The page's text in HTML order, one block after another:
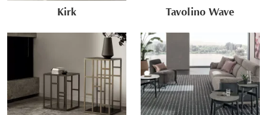
Kirk Tavolino Wave